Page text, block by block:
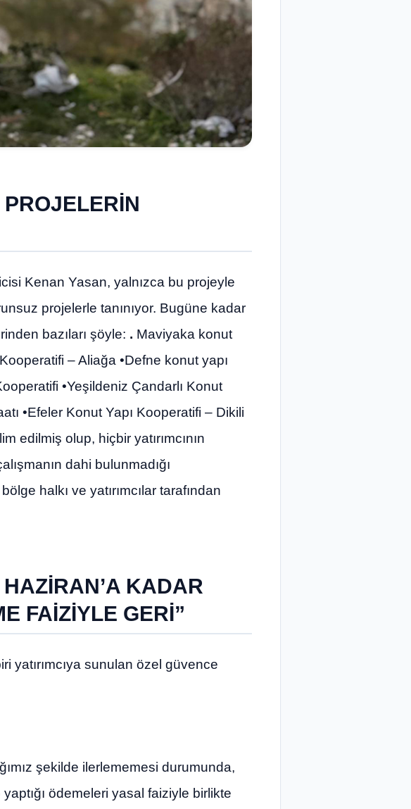
Kenan Yasan, yalnızca bu projeyle
projelerle tanınıyor. Bugüne kadar
bazıları şöyle: . Maviyaka konut
– Aliağa •Defne konut yapı
•Yeşildeniz Çandarlı Konut
•Efeler Konut Yapı Kooperatifi – Dikili
edilmiş olup, hiçbir yatırımcının
dahi bulunmadığı
halkı ve yatırımcılar tarafından
KADAR
FAİZİYLE GERİ”
yatırımcıya sunulan özel güvence
şekilde ilerlememesi durumunda,
ödemeleri yasal faiziyle birlikte